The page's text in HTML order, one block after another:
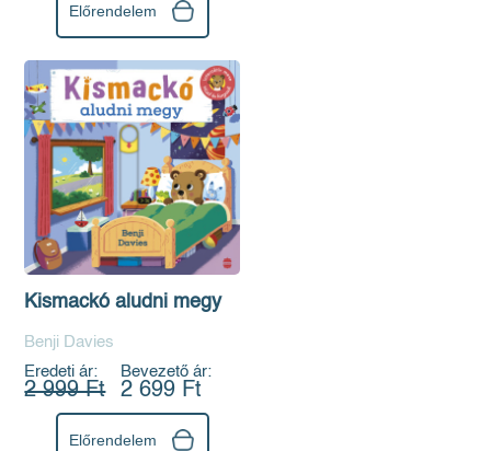
Előrendelem
Kismackó aludni megy
Benji Davies
Eredeti ár:
2 999 Ft
Bevezető ár:
2 699 Ft
Előrendelem